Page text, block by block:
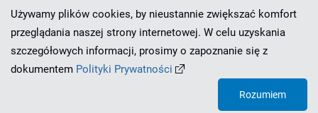
Ten serwis działa dzięki oprogramowaniu
Używamy plików cookies, by nieustannie zwiększać komfort
przeglądania naszej strony internetowej. W celu uzyskania
szczegółowych informacji, prosimy o zapoznanie się z
dokumentem Polityki Prywatności
Rozumiem